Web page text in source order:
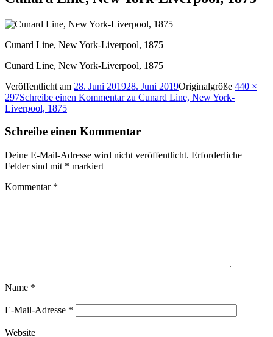
Cunard Line, New York-Liverpool, 1875
Cunard Line, New York-Liverpool, 1875
Veröffentlicht am 28. Juni 201928. Juni 2019Originalgröße 440 ×
297Schreibe einen Kommentarzu Cunard Line, New York-
Liverpool, 1875
Schreibe einen Kommentar
Deine E-Mail-Adresse wird nicht veröffentlicht. Erforderliche
Felder sind mit * markiert
Kommentar *
Name *
E-Mail-Adresse *
Website